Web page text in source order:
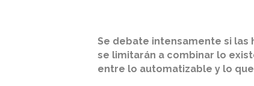
Se debate intensamente si
se limitarán a combinar lo
entre lo automatizable y lo